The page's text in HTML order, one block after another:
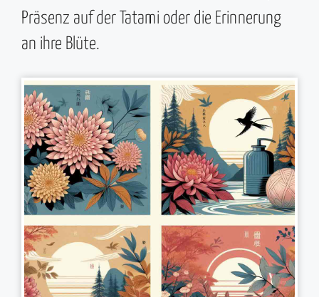
Präsenz auf der Tatami oder die Erinnerung
an ihre Blüte.